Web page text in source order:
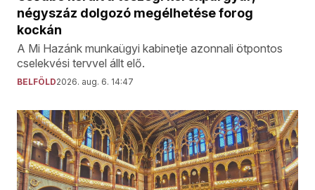
négyszáz dolgozó megélhetése forog
kockán
A Mi Hazánk munkaügyi kabinetje azonnali ötpontos
cselekvési tervvel állt elő.
BELFÖLD2026. aug. 6. 14:47